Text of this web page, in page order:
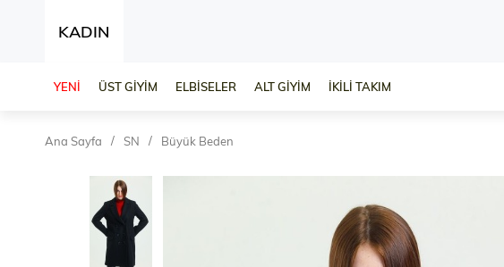
KADIN
YENİ ÜST GİYİM ELBİSELER ALT GİYİM İKİLİ TAKIM
Ana Sayfa SN Büyük Beden